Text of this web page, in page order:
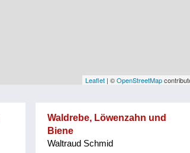
Leaflet | ©OpenStreetMap
Waldrebe, Löwenzahn und
Biene
Waltraud Schmid